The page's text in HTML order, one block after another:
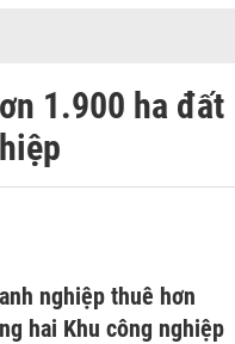
1.900 ha đất
nghiệp thuê hơn
hai Khu công nghiệp